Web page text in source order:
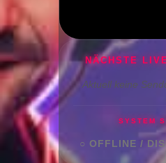
NÄCHSTE
Aktuell keine
SYSTEM
○ OFFLINE /